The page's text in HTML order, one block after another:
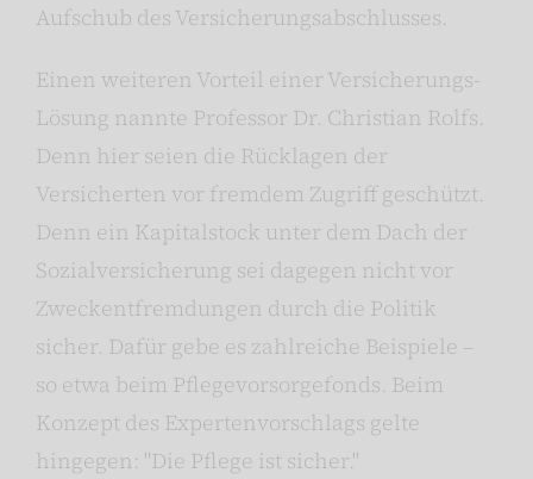
Aufschub des Versicherungsabschlusses.
Einen weiteren Vorteil einer Versicherungs-
Lösung nannte Professor Dr. Christian Rolfs.
Denn hier seien die Rücklagen der
Versicherten vor fremdem Zugriff geschützt.
Denn ein Kapitalstock unter dem Dach der
Sozialversicherung sei dagegen nicht vor
Zweckentfremdungen durch die Politik
sicher. Dafür gebe es zahlreiche Beispiele –
so etwa beim Pflegevorsorgefonds. Beim
Konzept des Expertenvorschlags gelte
hingegen: "Die Pflege ist sicher."